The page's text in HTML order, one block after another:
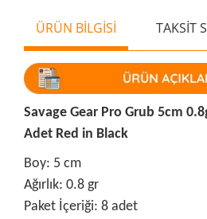
ÜRÜN BİLGİSİ TAKSİT
Savage Gear Pro Grub 5cm
Adet Red in Black
Boy: 5 cm
Ağırlık: 0.8 gr
Paket İçeriği: 8 adet